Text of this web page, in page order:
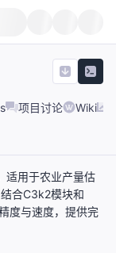
项目讨论 Wiki
适用于农业产量估
合C3k2模块和
度与速度，提供完